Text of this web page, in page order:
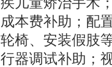
成本费补助；配
轮椅、安装假肢
行器调试补助；